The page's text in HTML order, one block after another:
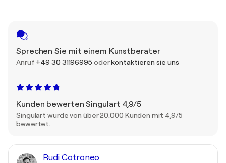
Sprechen Sie mit einem Kunstberater
Anruf +49 30 31196995 oderkontaktieren sie uns
Kunden bewerten Singulart 4,9/5
Singulart wurde von über 20.000 Kunden mit 4,9/5
bewertet.
Rudi Cotroneo